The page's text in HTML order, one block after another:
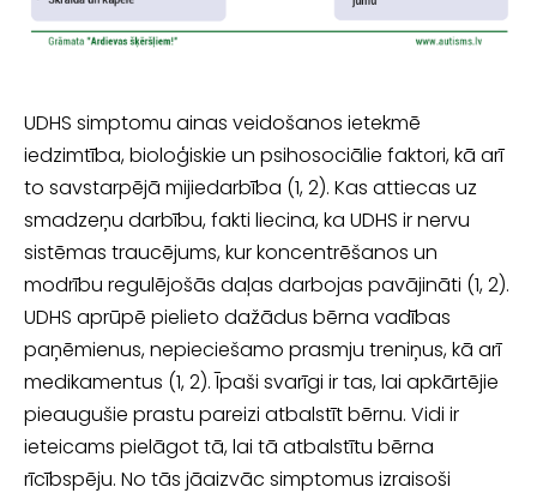
UDHS simptomu ainas veidošanos ietekmē
iedzimtība, bioloģiskie un psihoso­ciālie faktori, kā arī
to savstarpējā mijiedarbība (1, 2). Kas attiecas uz
smadzeņu darbību, fakti liecina, ka UDHS ir nervu
sistēmas traucējums, kur koncentrēša­nos un
modrību regulējošās daļas darbojas pavājināti (1, 2).
UDHS aprūpē pie­lieto dažādus bērna vadības
paņēmienus, nepieciešamo prasmju treniņus, kā arī
medikamentus (1, 2). Īpaši svarīgi ir tas, lai apkārtējie
pieaugušie prastu pareizi atbalstīt bērnu. Vidi ir
ieteicams pielāgot tā, lai tā atbalstītu bērna
rīcībspēju. No tās jāaizvāc simptomus izraisoši